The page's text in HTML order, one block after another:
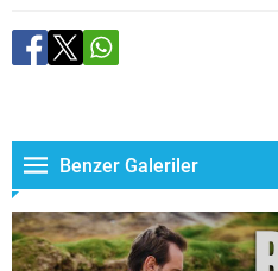
Benzer Galeriler